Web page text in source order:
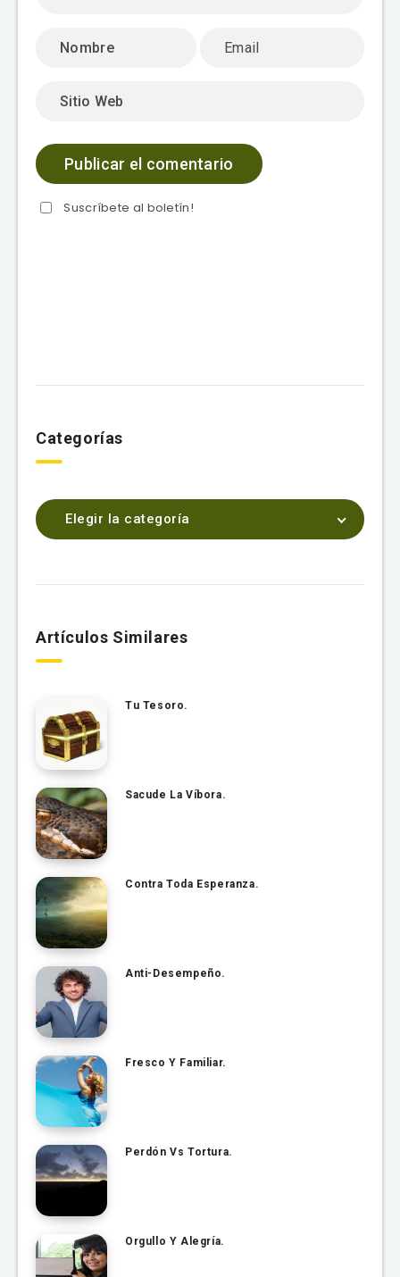
Suscríbete al boletín!
Categorías
Elegir la categoría
Artículos Similares
Tu Tesoro.
Sacude La Víbora.
Contra Toda Esperanza.
Anti-Desempeño.
Fresco Y Familiar.
Perdón Vs Tortura.
Orgullo Y Alegría.